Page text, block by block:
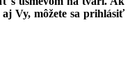
Vy, môžete sa prihlásiť